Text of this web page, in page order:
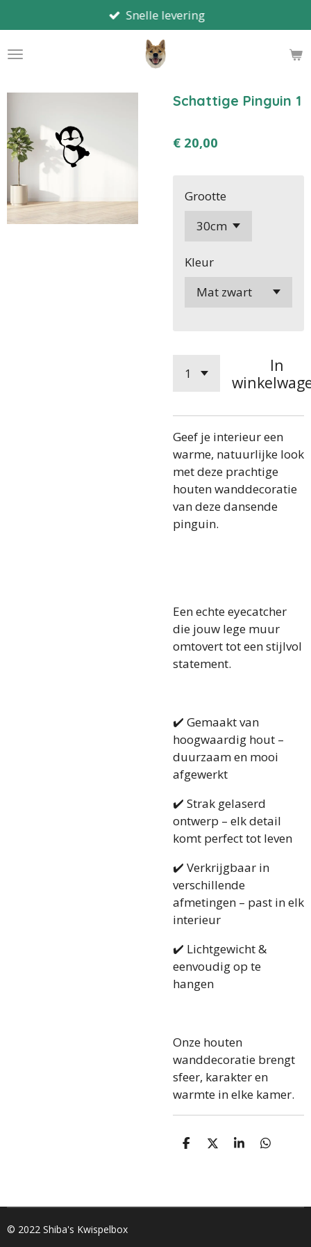
direct
naar
Snelle levering
Schattige Pinguin 1
€ 20,00
Grootte
Kleur
In
Geef je interieur een
warme, natuurlijke look
met deze prachtige
houten wanddecoratie
van deze dansende
pinguin.
Een echte eyecatcher
die jouw lege muur
omtovert tot een stijlvol
statement.
✔️ Gemaakt van
hoogwaardig hout –
duurzaam en mooi
afgewerkt
✔️ Strak gelaserd
ontwerp – elk detail
komt perfect tot leven
✔️ Verkrijgbaar in
verschillende
afmetingen – past in elk
interieur
✔️ Lichtgewicht &
eenvoudig op te
hangen
Onze houten
wanddecoratie brengt
sfeer, karakter en
warmte in elke kamer.
D
D
S
D
© 2022 Shiba's Kwispelbox